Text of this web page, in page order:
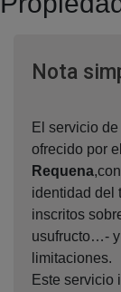
Nota
El servicio
ofrecido por el
Requena
identidad del
inscritos
usufructo…-
limitaciones.
Este servicio